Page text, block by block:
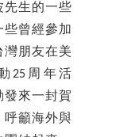
先生的一些
些曾經參加
灣朋友在美
25周年活
發來一封賀
呼籲海外與